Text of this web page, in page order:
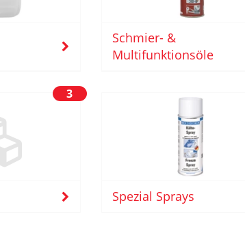
Schmier- &
Multifunktionsöle
3
Spezial Sprays